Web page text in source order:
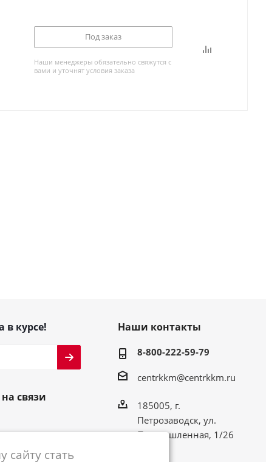
Под заказ
Наши менеджеры обязательно свяжутся с
вами и уточнят условия заказа
в курсе!
связи
Наши контакты
8-800-222-59-79
centrkkm@centrkkm.ru
185005, г.
Петрозаводск, ул.
Промышленная, 1/26
стать